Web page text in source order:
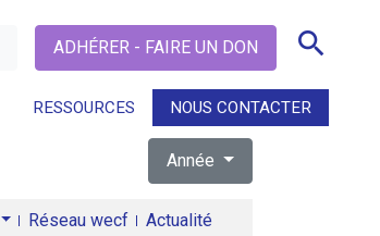
ADHÉRER - FAIRE UN DON search
RESSOURCES NOUS CONTACTER
search
Année
Réseau wecf Actualité